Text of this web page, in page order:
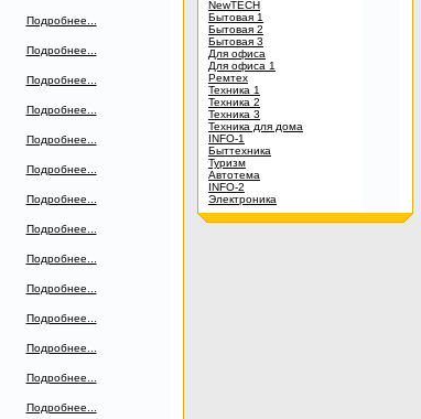
Подробнее...
Подробнее...
Подробнее...
Подробнее...
Подробнее...
Подробнее...
Подробнее...
Подробнее...
Подробнее...
Подробнее...
Подробнее...
Подробнее...
Подробнее...
Подробнее...
NewTECH
Бытовая 1
Бытовая 2
Бытовая 3
Для офиса
Для офиса 1
Ремтех
Техника 1
Техника 2
Техника 3
Техника для дома
INFO-1
Быттехника
Туризм
Автотема
INFO-2
Электроника